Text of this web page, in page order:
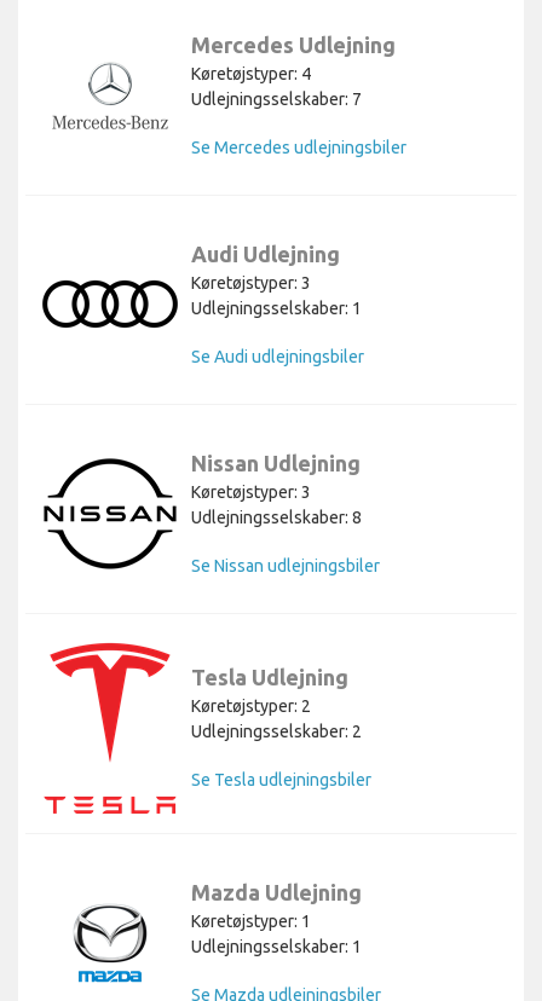
Mercedes Udlejning
Køretøjstyper: 4
Udlejningsselskaber: 7
Se Mercedes udlejningsbiler
Audi Udlejning
Køretøjstyper: 3
Udlejningsselskaber: 1
Se Audi udlejningsbiler
Nissan Udlejning
Køretøjstyper: 3
Udlejningsselskaber: 8
Se Nissan udlejningsbiler
Tesla Udlejning
Køretøjstyper: 2
Udlejningsselskaber: 2
Se Tesla udlejningsbiler
Mazda Udlejning
Køretøjstyper: 1
Udlejningsselskaber: 1
Se Mazda udlejningsbiler